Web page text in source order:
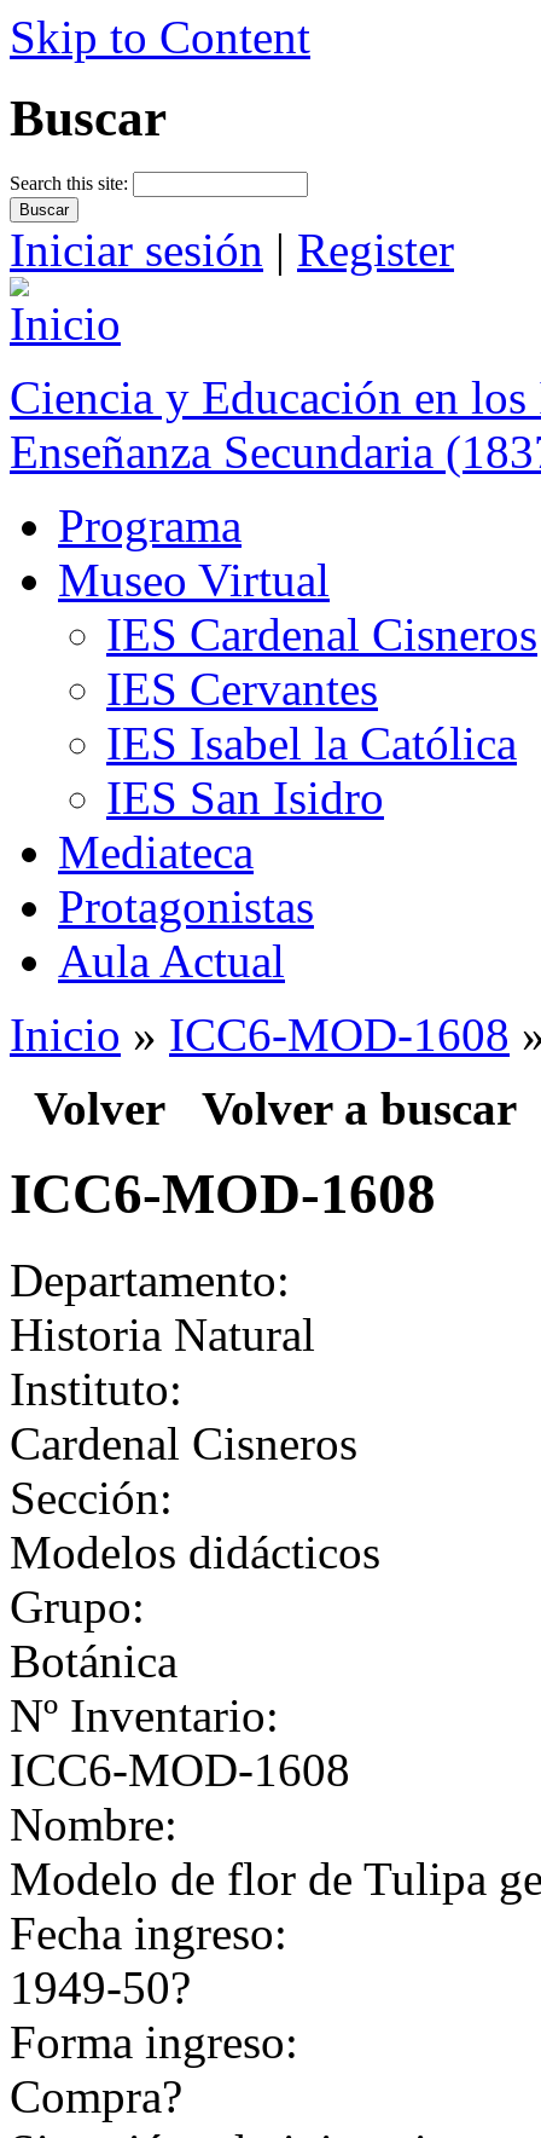
Skip to Content
Buscar
Search this site:
Iniciar sesión | Register
Ciencia y Educación en
Enseñanza Secundaria
Programa
Museo Virtual
IES Cardenal Cisneros
IES Cervantes
IES Isabel la Católica
IES San Isidro
Mediateca
Protagonistas
Aula Actual
Inicio » ICC6-MOD-1608
Volver Volver a buscar
ICC6-MOD-1608
Departamento:
Historia Natural
Instituto:
Cardenal Cisneros
Sección:
Modelos didácticos
Grupo:
Botánica
Nº Inventario:
ICC6-MOD-1608
Nombre:
Modelo de flor de Tulipa
Fecha ingreso:
1949-50?
Forma ingreso:
Compra?